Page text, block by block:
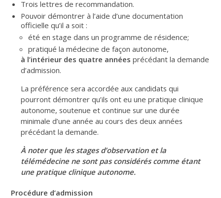
Trois lettres de recommandation.
Pouvoir démontrer à l’aide d’une documentation
officielle qu’il a soit :
été en stage dans un programme de résidence;
pratiqué la médecine de façon autonome,
à l’intérieur des quatre années précédant la demande
d’admission.
La préférence sera accordée aux candidats qui
pourront démontrer qu’ils ont eu une pratique clinique
autonome, soutenue et continue sur une durée
minimale d’une année au cours des deux années
précédant la demande.
À noter que les stages d’observation et la
télémédecine ne sont pas considérés comme étant
une pratique clinique autonome.
Procédure d’admission